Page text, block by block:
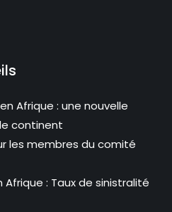
Afrique : une nouvelle
continent
les membres du comité
Afrique : Taux de sinistralité